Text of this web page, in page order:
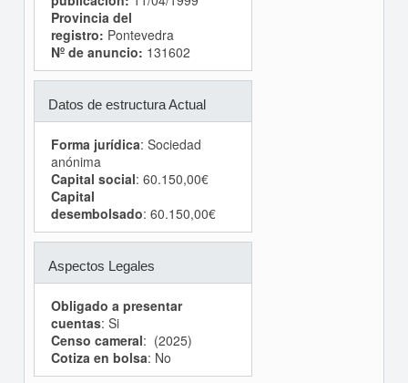
Provincia del
registro: Pontevedra
Nº de anuncio: 131602
Datos de estructura Actual
Forma jurídica: Sociedad
anónima
Capital social: 60.150,00€
Capital
desembolsado: 60.150,00€
Aspectos Legales
Obligado a presentar
cuentas: Si
Censo cameral: (2025)
Cotiza en bolsa: No